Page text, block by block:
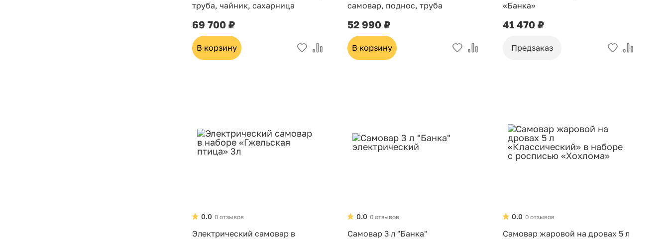
труба, чайник, сахарница
69 700 ₽
В корзину
самовар, поднос, труба
52 990 ₽
В корзину
«Банка»
41 470 ₽
Предзаказ
0 отзывов
0.0
Электрический самовар в
0 отзывов
0.0
Самовар 3 л "Банка"
0 отзывов
0.0
Самовар жаровой на дровах 5 л